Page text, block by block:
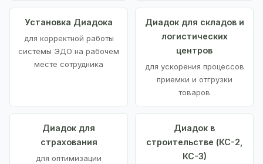
Установка Диадока
для корректной работы
системы ЭДО на рабочем
месте сотрудника
Диадок для складов и
логистических
центров
для ускорения процессов
приемки и отгрузки
товаров
Диадок для
страхования
для оптимизации
Диадок в
строительстве (КС-2,
КС-3)